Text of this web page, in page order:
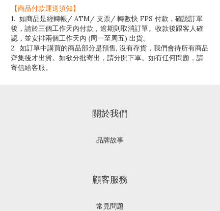
【商品付款運送須知】
1. 如商品是經轉帳/ ATM/ 支票/ 轉數快 FPS 付款，確認訂單
後，請於三個工作天內付款，逾期則取消訂單。收款後跟客人確
認，並安排兩個工作天內 (周一至周五) 出貨。
2. 如訂單中講買的商品部分是預售, 沒有存貨，我們會待所有商品
齊集後才出貨。如欲分批寄出，請分開下單。如有任何問題，請
寄信給客服。
關於我們
品牌故事
顧客服務
常見問題